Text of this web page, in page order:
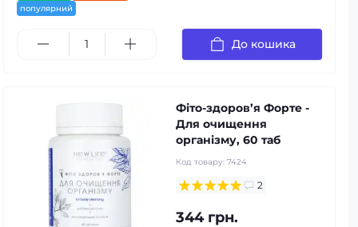
популярний
До кошика
Фіто-здоров’я Форте -
Для очищення
організму, 60 таб
Код товару: 7424
2
344 грн.